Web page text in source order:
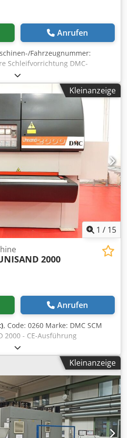
Anrufen
Fahrzeugnummer:
Schleifvorrichtung DMC-
Vertikal Von Oben DMC-
Tsa
Kleinanzeige
1 / 15
2000
Anrufen
, Code: 0260 Marke: DMC SCM
2000 - CE-Ausführung
mit zwei
einer Querschleifeinheit am
Möbeln,
Ausstattungen,
Halbfertigprodukten
– CE-Norm.
Arbeitsbreite: 1.350 mm
mm Minimale Werkstücklänge:
4/170 mm Vorschubband
Kleinanzeige